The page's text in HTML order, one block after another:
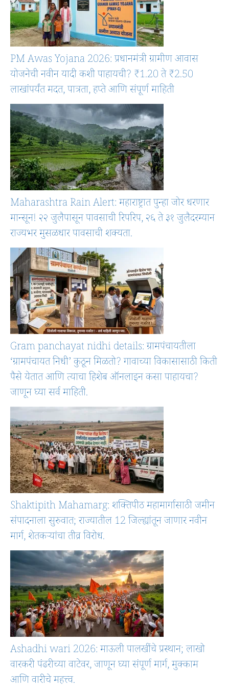
PM Awas Yojana 2026: प्रधानमंत्री ग्रामीण आवास
योजनेची नवीन यादी कशी पाहायची? ₹1.20 ते ₹2.50
लाखांपर्यंत मदत, पात्रता, हप्ते आणि संपूर्ण माहिती
Maharashtra Rain Alert: महाराष्ट्रात पुन्हा जोर धरणार
मान्सून! २२ जुलैपासून पावसाची रिपरिप, २६ ते ३१ जुलैदरम्यान
राज्यभर मुसळधार पावसाची शक्यता.
Gram panchayat nidhi details: ग्रामपंचायतीला
‘ग्रामपंचायत निधी’ कुठून मिळतो? गावाच्या विकासासाठी किती
पैसे येतात आणि त्याचा हिशेब ऑनलाइन कसा पाहायचा?
जाणून घ्या सर्व माहिती.
Shaktipith Mahamarg: शक्तिपीठ महामार्गासाठी जमीन
संपादनाला सुरुवात; राज्यातील 12 जिल्ह्यांतून जाणार नवीन
मार्ग, शेतकऱ्यांचा तीव्र विरोध.
Ashadhi wari 2026: माऊली पालखींचे प्रस्थान; लाखो
वारकरी पंढरीच्या वाटेवर, जाणून घ्या संपूर्ण मार्ग, मुक्काम
आणि वारीचे महत्त्व.